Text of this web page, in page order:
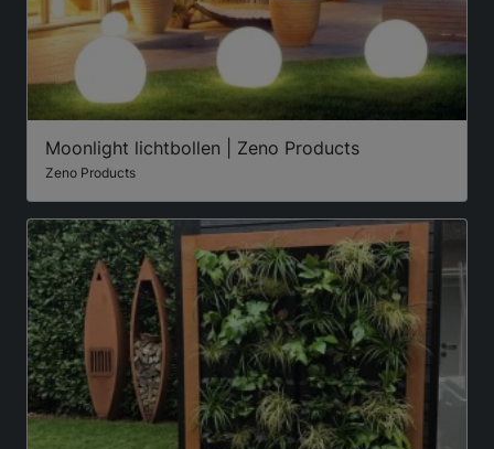
Moonlight lichtbollen | Zeno Products
Zeno Products